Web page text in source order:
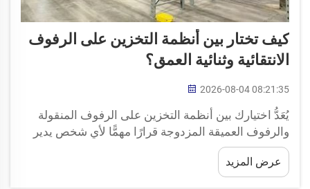
كيف تختار بين أنظمة التخزين على الرفوف
الانتقائية وثنائية العمق؟
2026-08-04 08:21:35
يُعَدُّ اختيارك بين أنظمة التخزين على الرفوف المنقولة
والرفوف العميقة المزدوجة قرارًا مهمًّا لأي شخص يدير
مستودعًا. وتساعد هذه الأنظمة في تنظيم البضائع
وتخزينها بكفاءة. وتتيح لك أنظمة الرفوف المنقولة
الوصول إلى كل رفٍّ لوحده لتخزين الباليتات...
عرض المزيد